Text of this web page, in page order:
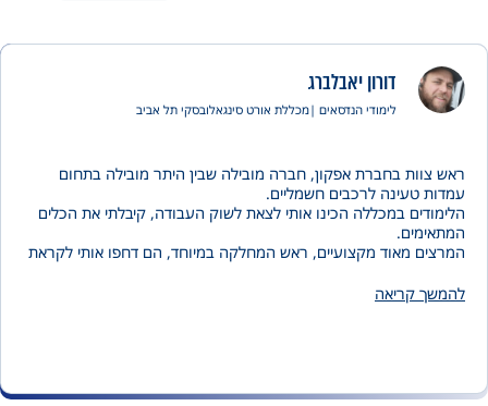
דורון יאבלברג
לימודי הנדסאים | מכללת אורט סינגאלובסקי תל אביב
בחברת אפקון, חברה מובילה שבין היתר מובילה בתחום
טעינה לרכבים חשמליים.
במכללה הכינו אותי לצאת לשוק העבודה, קיבלתי את הכלים
מאוד מקצועיים, ראש המחלקה במיוחד, הם דחפו אותי לקראת
מאחר ומקנה לי את הרישיון לעבוד בתחום.
הדחיפה למצוינות של המכללה, ב"ה הצלחתי לסיים בהצטיינות.
קריאה